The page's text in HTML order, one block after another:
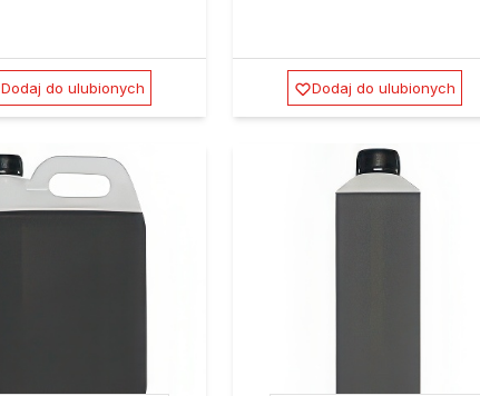
Dodaj do ulubionych Dodaj do ulubionych